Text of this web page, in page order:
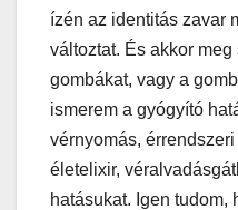
ízén az identitás zavar
változtat. És akkor
gombákat, vagy a
ismerem a gyógyító
vérnyomás,
életelixir,
hatásukat. Igen tudom,